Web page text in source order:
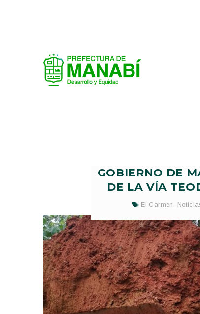
GOBIERNO DE
DE LA VÍA
El Carmen ,